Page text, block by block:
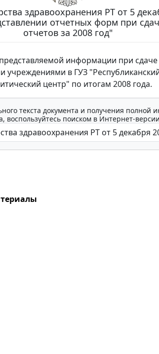
здравоохранения РТ от 5
отчетных форм при
отчетов за 2008 год"
информации при сдаче
учреждениями в ГУЗ
центр" по итогам 2008 года.
текста документа и получения
воспользуйтесь поиском в Интернет-